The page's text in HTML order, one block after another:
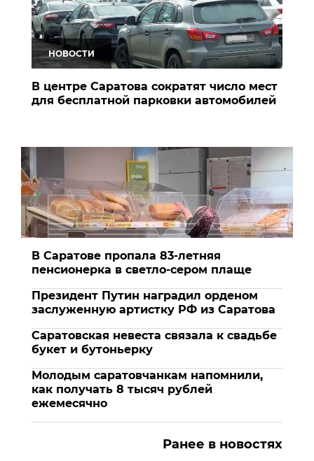
НОВОСТИ
В центре Саратова сократят число мест
для бесплатной парковки автомобилей
В Саратове пропала 83-летняя
пенсионерка в светло-сером плаще
Президент Путин наградил орденом
заслуженную артистку РФ из Саратова
Саратовская невеста связала к свадьбе
букет и бутоньерку
Молодым саратовчанкам напомнили,
как получать 8 тысяч рублей
ежемесячно
Ранее в новостях